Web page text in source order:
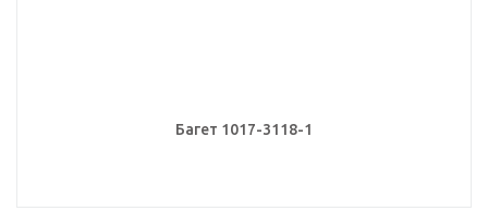
Багет 1017-3118-1